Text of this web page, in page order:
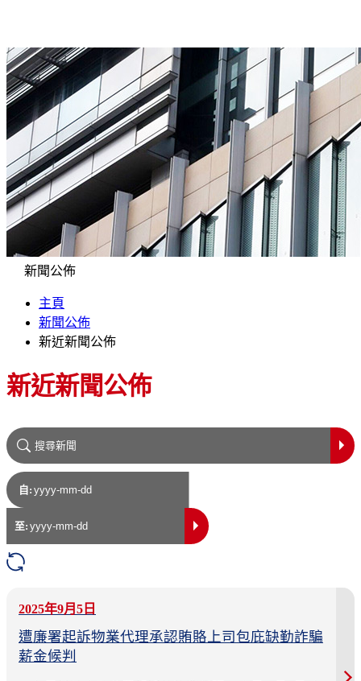
新聞公佈
主頁
新聞公佈
新近新聞公佈
新近新聞公佈
自:
至:
2025年9月5日
遭廉署起訴物業代理承認賄賂上司包庇缺勤詐騙
薪金候判